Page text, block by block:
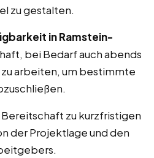
zu gestalten.
in Ramstein-
bei Bedarf auch abends
arbeiten, um bestimmte
Bereitschaft zu kurzfristigen
der Projektlage und den